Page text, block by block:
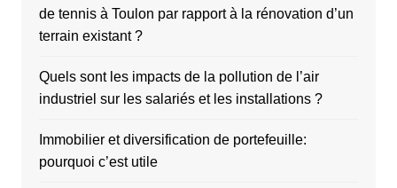
de tennis à Toulon par rapport à la rénovation d’un
terrain existant ?
Quels sont les impacts de la pollution de l’air
industriel sur les salariés et les installations ?
Immobilier et diversification de portefeuille:
pourquoi c’est utile